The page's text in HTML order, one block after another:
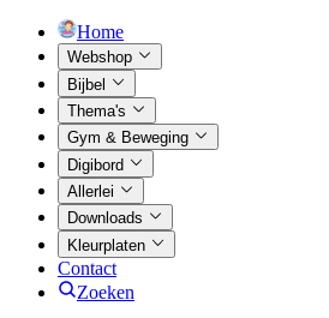
Home
Webshop
Bijbel
Thema's
Gym & Beweging
Digibord
Allerlei
Downloads
Kleurplaten
Contact
Zoeken